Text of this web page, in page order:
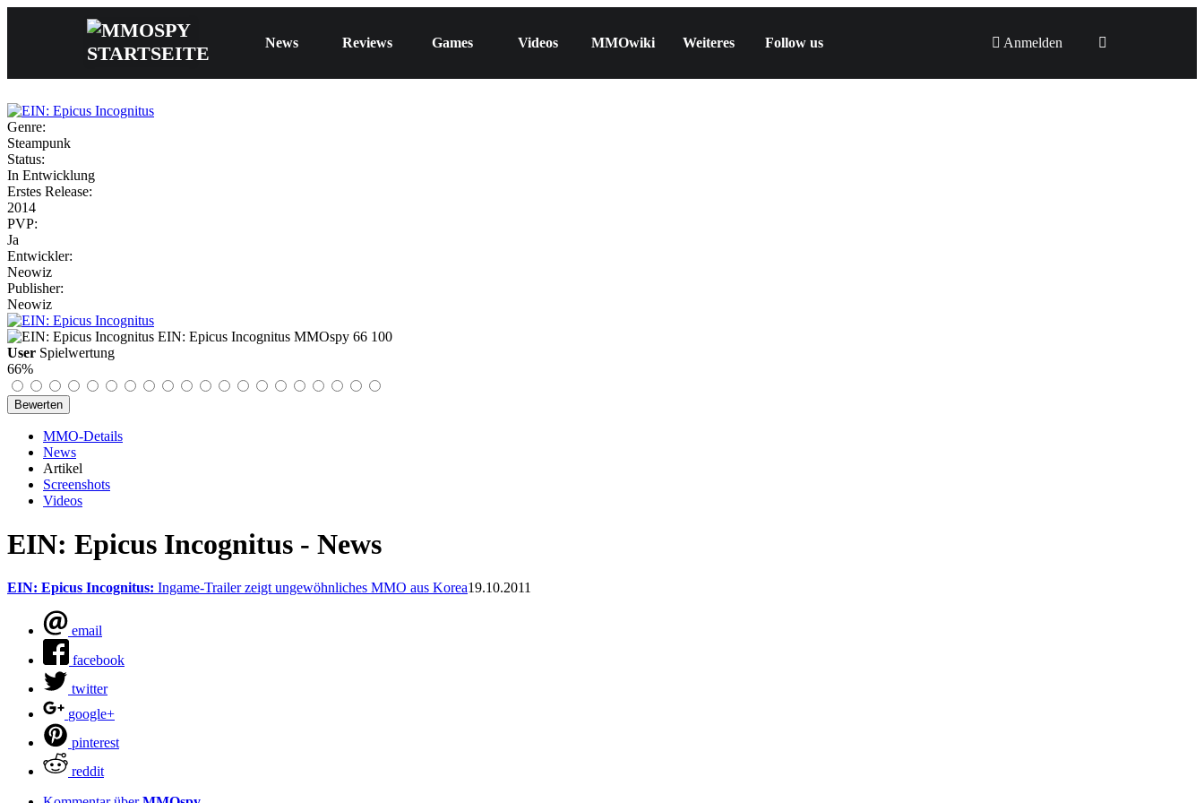
News Reviews Games Videos MMOwiki Weiteres Follow us Anmelden
Genre:
Steampunk
Status:
In Entwicklung
Erstes Release:
2014
PVP:
Ja
Entwickler:
Neowiz
Publisher:
Neowiz
EIN: Epicus Incognitus MMOspy 66 100
User Spielwertung
66%
MMO-Details
News
Artikel
Screenshots
Videos
EIN: Epicus Incognitus - News
EIN: Epicus Incognitus: Ingame-Trailer zeigt ungewöhnliches MMO aus Korea19.10.2011
email
facebook
twitter
google+
pinterest
reddit